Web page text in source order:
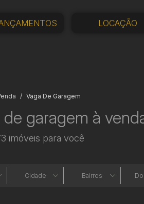
LOCAÇÃO
Vaga De Garagem
garagem à
imóveis para você
Cidade Bairros